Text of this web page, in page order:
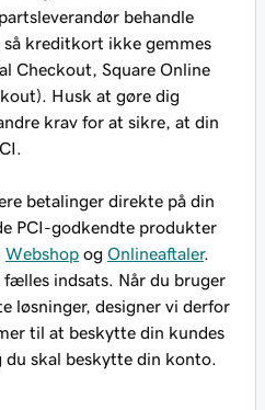
behandle
så kreditkort ikke gemmes
Checkout, Square Online
Husk at gøre dig
krav for at sikre, at din
betalinger direkte på din
PCI-godkendte produkter
Webshop og Onlineaftaler.
fælles indsats. Når du bruger
løsninger, designer vi derfor
til at beskytte din kundes
skal beskytte din konto.